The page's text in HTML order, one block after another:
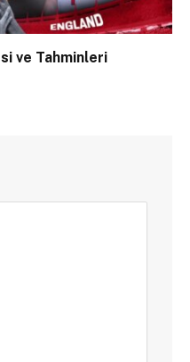
ve Tahminleri